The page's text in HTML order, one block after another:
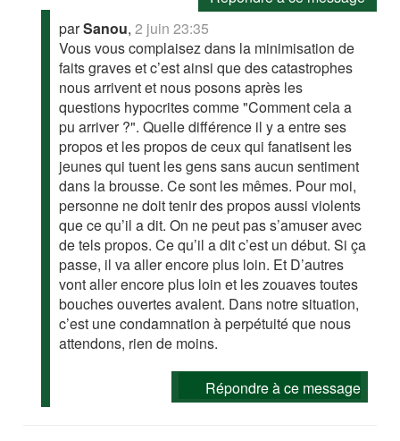
parSanou,2 juin 23:35
Vous vous complaisez dans la minimisation de
faits graves et c’est ainsi que des catastrophes
nous arrivent et nous posons après les
questions hypocrites comme "Comment cela a
pu arriver ?". Quelle différence il y a entre ses
propos et les propos de ceux qui fanatisent les
jeunes qui tuent les gens sans aucun sentiment
dans la brousse. Ce sont les mêmes. Pour moi,
personne ne doit tenir des propos aussi violents
que ce qu’il a dit. On ne peut pas s’amuser avec
de tels propos. Ce qu’il a dit c’est un début. Si ça
passe, il va aller encore plus loin. Et D’autres
vont aller encore plus loin et les zouaves toutes
bouches ouvertes avalent. Dans notre situation,
c’est une condamnation à perpétuité que nous
attendons, rien de moins.
Répondre à ce message